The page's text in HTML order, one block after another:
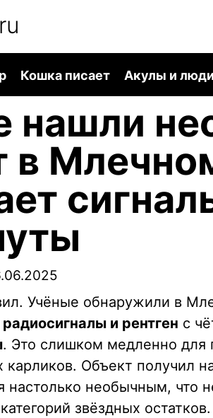
Кошка писает Акулы и люди
нашли
в
Учёные обнаружили в
и рентген с
. Это слишком медленно для
карликов. Объект получил
настолько необычным, что
звёздных